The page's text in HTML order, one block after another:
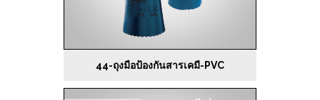
44-ถุงมือป้องกันสารเคมี-PVC